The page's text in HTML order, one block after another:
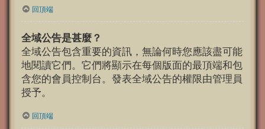
回頂端
全域公告是甚麼？
全域公告包含重要的資訊，無論何時您應該盡可能
地閱讀它們。它們將顯示在每個版面的最頂端和包
含您的會員控制台。發表全域公告的權限由管理員
授予。
回頂端